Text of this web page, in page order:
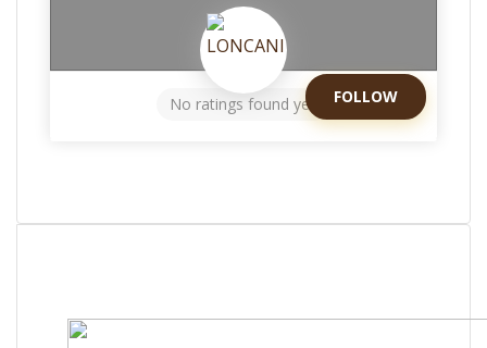
No ratings found yet! FOLLOW